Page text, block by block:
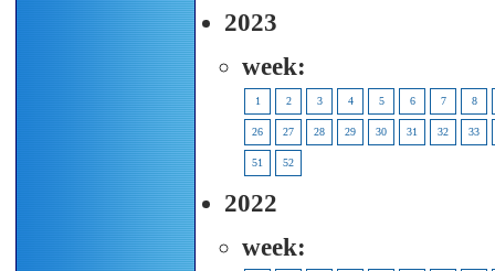
2023
week:
1 2 3 4 5 6 7 8
26 27 28 29 30 31 32 33
51 52
2022
week: